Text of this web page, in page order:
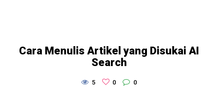
Cara Menulis Artikel yang Disukai AI
Search
5 0 0